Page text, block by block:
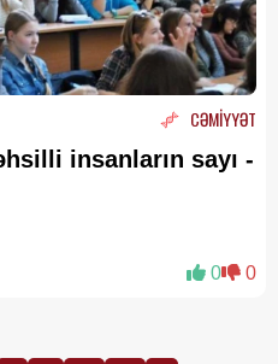
CƏMİYYƏT
insanların sayı -
0 0